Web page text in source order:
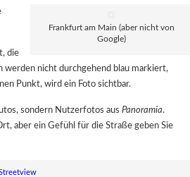
Frankfurt am Main (aber nicht von
Google)
die
werden nicht durchgehend blau markiert,
Punkt, wird ein Foto sichtbar.
sondern Nutzerfotos aus Panoramia.
aber ein Gefühl für die Straße geben Sie